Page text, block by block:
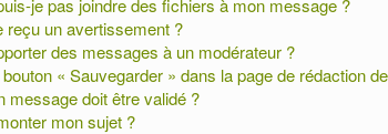
je pas joindre des fichiers à mon message ?
reçu un avertissement ?
des messages à un modérateur ?
« Sauvegarder » dans la page de rédaction
message doit être validé ?
mon sujet ?